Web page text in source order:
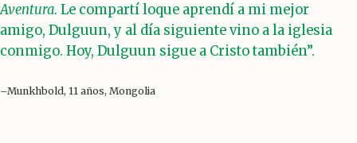
Aventura. Le compartí loque aprendí a mi mejor
amigo, Dulguun, y al día siguiente vino a la iglesia
conmigo. Hoy, Dulguun sigue a Cristo también”.
–Munkhbold, 11 años, Mongolia